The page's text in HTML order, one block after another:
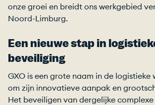
onze groei en breidt ons werkgebied
Noord-Limburg.
Een nieuwe stap in
beveiliging
GXO is een grote naam in de logistieke
om zijn innovatieve aanpak en
Het beveiligen van dergelijke